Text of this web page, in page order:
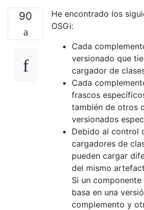
90
He encontrado los
OSGi:
Cada
versionado que
cargador de
Cada
frascos
también de otros
versionados
Debido al control
cargadores de
pueden cargar
del mismo
Si un
basa en una
complemento y